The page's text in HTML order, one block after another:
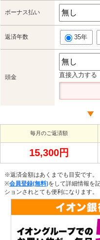
ボーナス払い
返済年数 35年
頭金 直接入力する
毎月のご返済額
15,300円
※返済金額はあくまでも目安です。
※会員登録(無料)をして詳細情報を
ションされとても便利になります。